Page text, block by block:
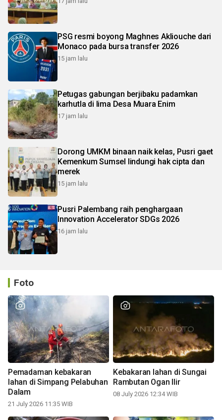
PSG resmi boyong Maghnes Akliouche dari
Monaco pada bursa transfer 2026
15 jam lalu
Petugas gabungan berjibaku padamkan
karhutla di lima Desa Muara Enim
17 jam lalu
Dorong UMKM binaan naik kelas, Pusri gaet
Kemenkum Sumsel lindungi hak cipta dan
merek
15 jam lalu
Pusri Palembang raih penghargaan
Innovation Accelerator SDGs 2026
16 jam lalu
Foto
Pemadaman kebakaran
lahan di Simpang Pelabuhan
Dalam
21 July 2026 11:35 WIB
Kebakaran lahan di Sungai
Rambutan Ogan Ilir
08 July 2026 12:34 WIB